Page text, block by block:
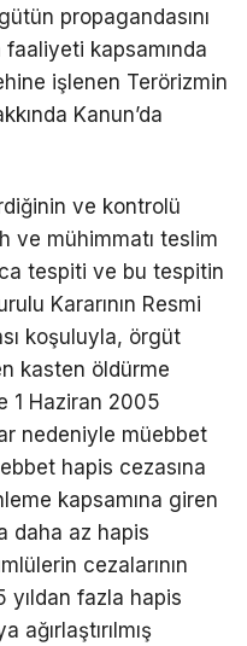
propagandasını
kapsamında
işlenen Terörizmin
Kanun’da
ve kontrolü
ve mühimmatı teslim
tespiti ve bu tespitin
Kararının Resmi
koşuluyla, örgüt
kasten öldürme
1 Haziran 2005
nedeniyle müebbet
hapis cezasına
kapsamına giren
daha az hapis
cezalarının
yıldan fazla hapis
ağırlaştırılmış